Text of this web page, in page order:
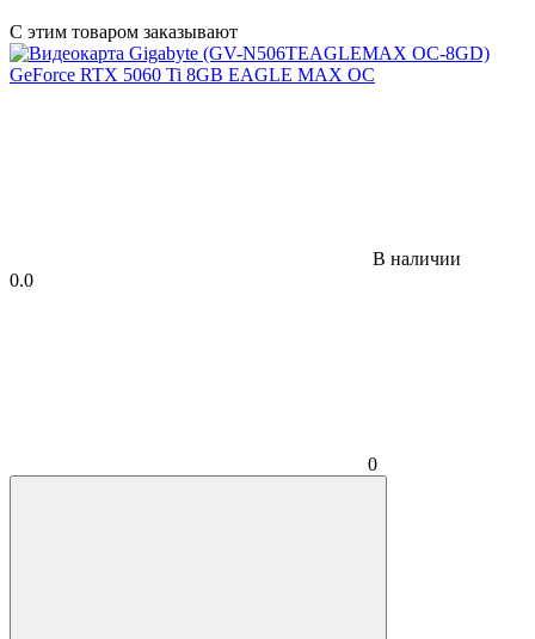
С этим товаром заказывают
В наличии
0.0
0